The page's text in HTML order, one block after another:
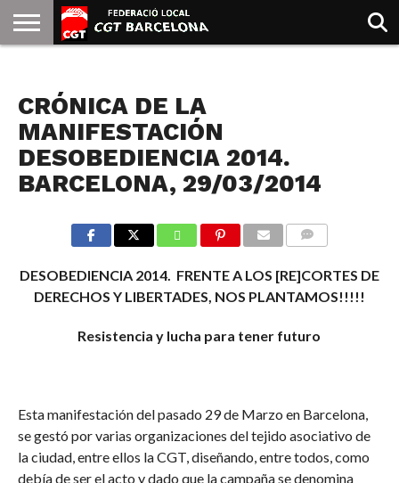
GOLDMAN
CRÓNICA DE LA
MANIFESTACIÓN
DESOBEDIENCIA 2014.
BARCELONA, 29/03/2014
DESOBEDIENCIA 2014. FRENTE A LOS [RE]CORTES DE
DERECHOS Y LIBERTADES, NOS PLANTAMOS!!!!!
Resistencia y lucha para tener futuro
Esta manifestación del pasado 29 de Marzo en Barcelona,
se gestó por varias organizaciones del tejido asociativo de
la ciudad, entre ellos la CGT, diseñando, entre todos, como
debía de ser el acto y dado que la campaña se denomina